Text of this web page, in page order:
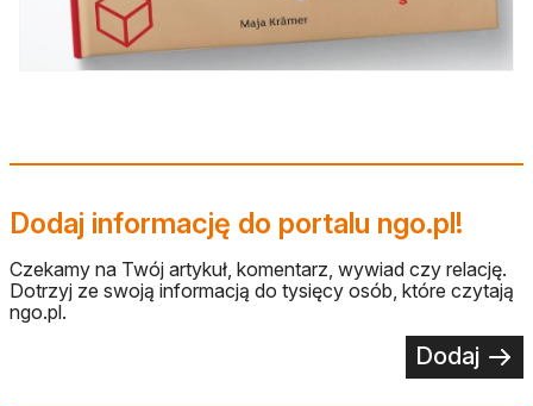
Dodaj informację do portalu ngo.pl!
Czekamy na Twój artykuł, komentarz, wywiad czy relację.
Dotrzyj ze swoją informacją do tysięcy osób, które czytają
ngo.pl.
Dodaj